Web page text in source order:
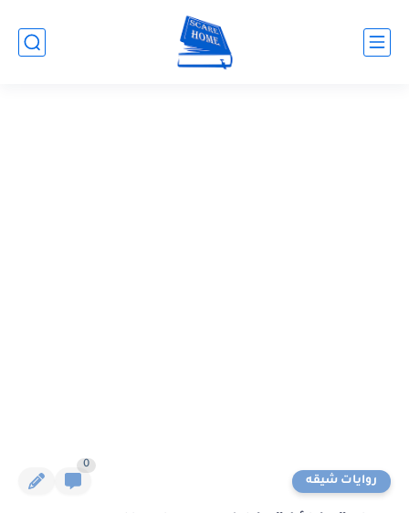
روايات شيقه
0